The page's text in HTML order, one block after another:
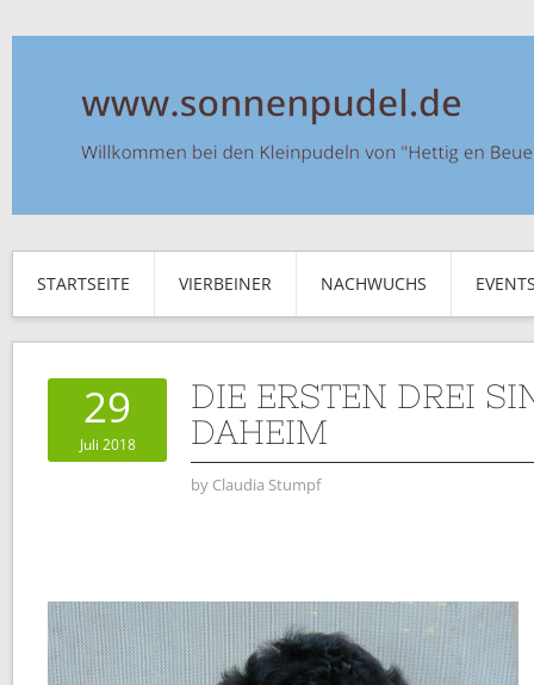
STARTSEITE VIERBEINER NACHWUCHS
29
Juli 2018
DIE ERSTEN DREI
DAHEIM
by Claudia Stumpf